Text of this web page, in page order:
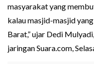
masyarakat yang
kalau masjid-masjid
Barat,” ujar Dedi
jaringan Suara.com,